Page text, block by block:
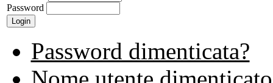
Password
Password dimenticata?